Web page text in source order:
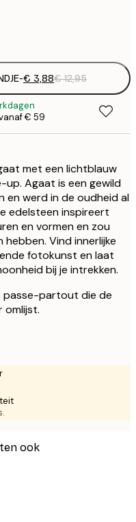
-€ 3,88€ 12,95
€ 59
met een lichtblauw
Agaat is een gewild
en werd in de oudheid al
edelsteen inspireert
en vormen en zou
Vind innerlijke
fotokunst en laat
bij je intrekken.
passe-partout die de
omlijst.
ook